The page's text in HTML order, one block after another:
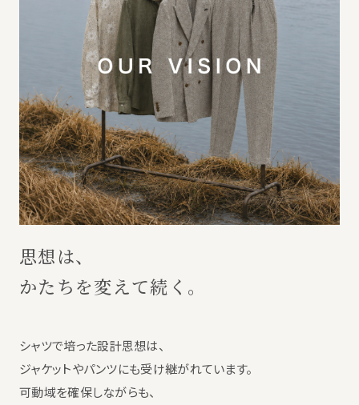
思想は、
かたちを変えて続く。
シャツで培った設計思想は、
ジャケットやパンツにも受け継がれています。
可動域を確保しながらも、